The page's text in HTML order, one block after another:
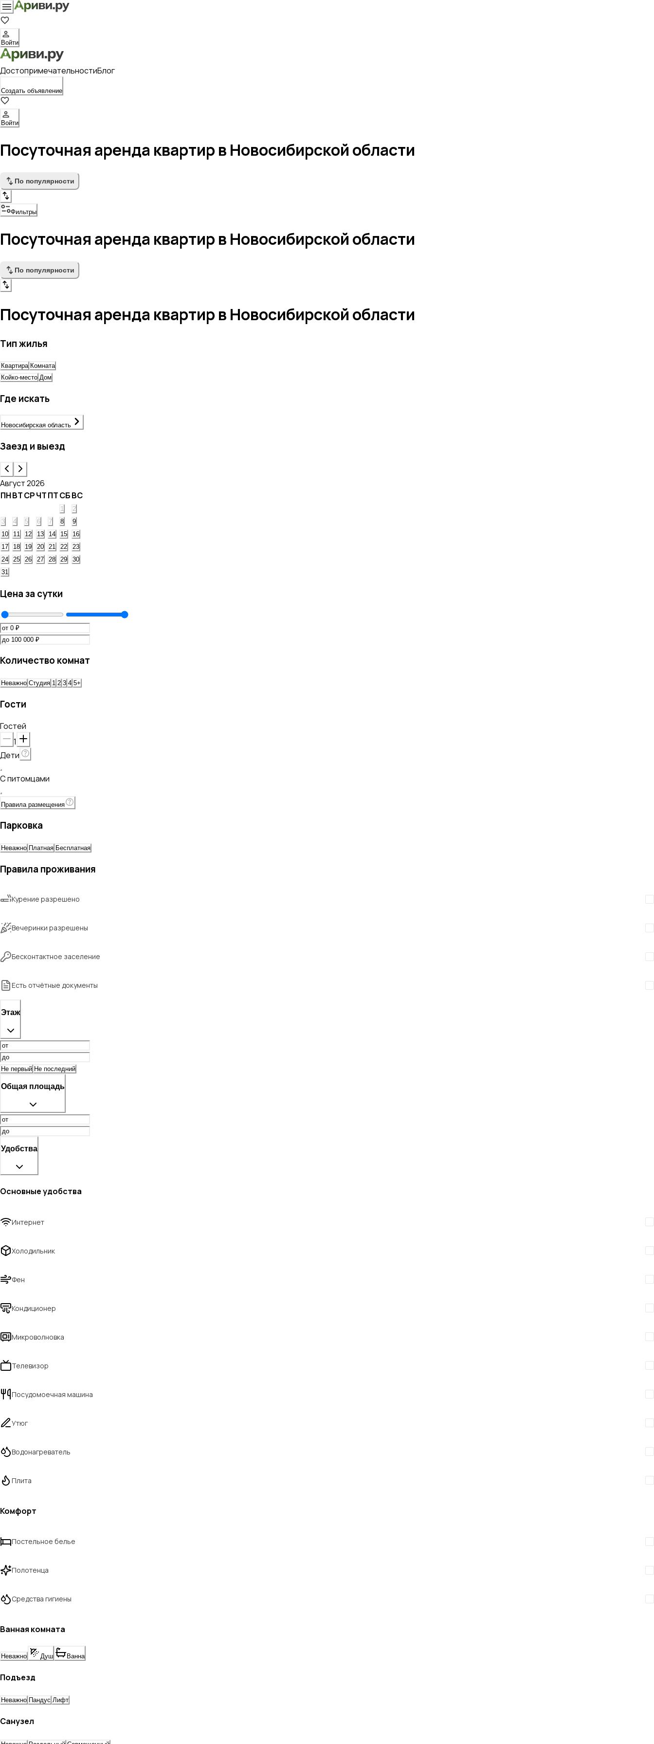
Войти
ДостопримечательностиБлог
Создать объявление
Войти
Посуточная аренда квартир в Новосибирской области
По популярности
Фильтры
Посуточная аренда квартир в Новосибирской области
По популярности
Посуточная аренда квартир в Новосибирской области
Тип жилья
Квартира Комната
Койко-место Дом
Где искать
Новосибирская область
Заезд и выезд
Август 2026
ПНВТСРЧТПТСБВС
1
2
3
4 5 6 7 8
9
10
11 12 13 14 15
16
17
18 19 20 21 22
23
24
25 26 27 28 29
30
31
Цена за сутки
Количество комнат
Неважно Студия 1 2 3 4 5+
Гости
Гостей
1
Дети
С питомцами
Правила размещения
Парковка
Неважно Платная Бесплатная
Правила проживания
Курение разрешено
Вечеринки разрешены
Бесконтактное заселение
Есть отчётные документы
Этаж
Не первый Не последний
Общая площадь
Удобства
Основные удобства
Интернет
Холодильник
Фен
Кондиционер
Микроволновка
Телевизор
Посудомоечная машина
Утюг
Водонагреватель
Плита
Комфорт
Постельное белье
Полотенца
Средства гигиены
Ванная комната
Неважно Душ Ванна
Подъезд
Неважно Пандус Лифт
Санузел